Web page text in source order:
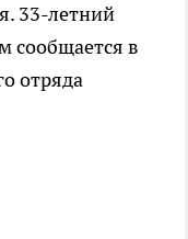
33-летний
сообщается в
отряда